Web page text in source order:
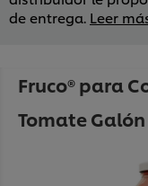
de entrega. Leer
Fruco® para
Tomate Galón